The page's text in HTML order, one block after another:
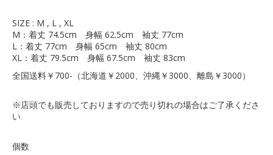
SIZE : M , L , XL
M：着丈 74.5cm 身幅 62.5cm 袖丈 77cm
L：着丈 77cm 身幅 65cm 袖丈 80cm
XL：着丈 79.5cm 身幅 67.5cm 袖丈 83cm
全国送料￥700-（北海道￥2000、沖縄￥3000、離島￥3000）
※店頭でも販売しておりますので売り切れの場合はご了承くださ
い
個数